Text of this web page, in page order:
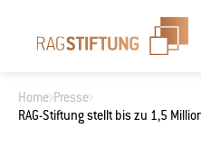
Home Presse
RAG-Stiftung stellt bis zu 1,5